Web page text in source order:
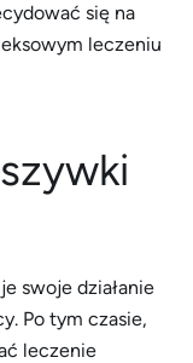
się na
leczeniu
swoje działanie
Po tym czasie,
leczenie